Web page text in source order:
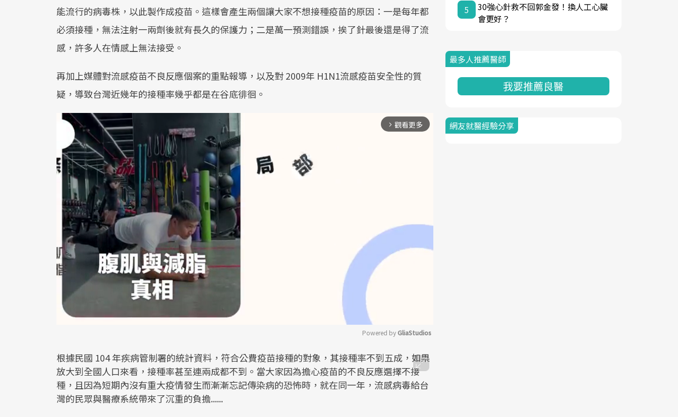
能流行的病毒株，以此製作成疫苗。這樣會產生兩個讓大家不想接種疫苗的原因：一是每年都
必須接種，無法注射一兩劑後就有長久的保護力；二是萬一預測錯誤，挨了針最後還是得了流
感，許多人在情感上無法接受。
再加上媒體對流感疫苗不良反應個案的重點報導，以及對 2009年 H1N1流感疫苗安全性的質
疑，導致台灣近幾年的接種率幾乎都是在谷底徘徊。
arrow_forward_ios 觀看更多
Mute
Powered by GliaStudios
根據民國 104 年疾病管制署的統計資料，符合公費疫苗接種的對象，其接種率不到五成，如果
放大到全國人口來看，接種率甚至連兩成都不到。當大家因為擔心疫苗的不良反應選擇不接
種，且因為短期內沒有重大疫情發生而漸漸忘記傳染病的恐怖時，就在同一年，流感病毒給台
灣的民眾與醫療系統帶來了沉重的負擔......
5
30強心針救不回郭金發！換人工心臟
會更好？
最多人推薦醫師
我要推薦良醫
網友就醫經驗分享